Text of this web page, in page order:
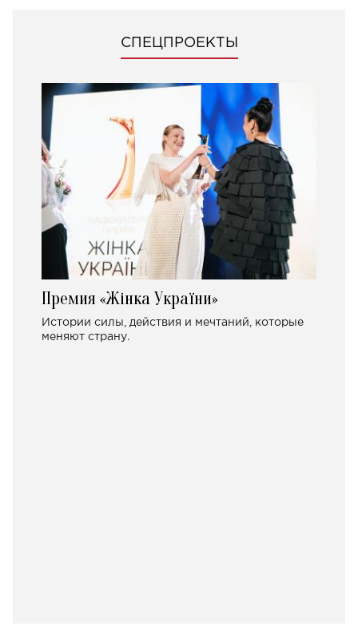
СПЕЦПРОЕКТЫ
Премия «Жінка України»
Истории силы, действия и мечтаний, которые
меняют страну.